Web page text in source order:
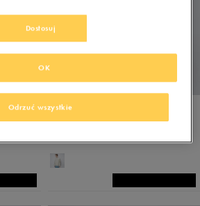
ADIDAS BLUZA ROZPINANA M 3S FL 1/4 Z
149,99 zł
Dostosuj
Odrzuć wszystkie
OK